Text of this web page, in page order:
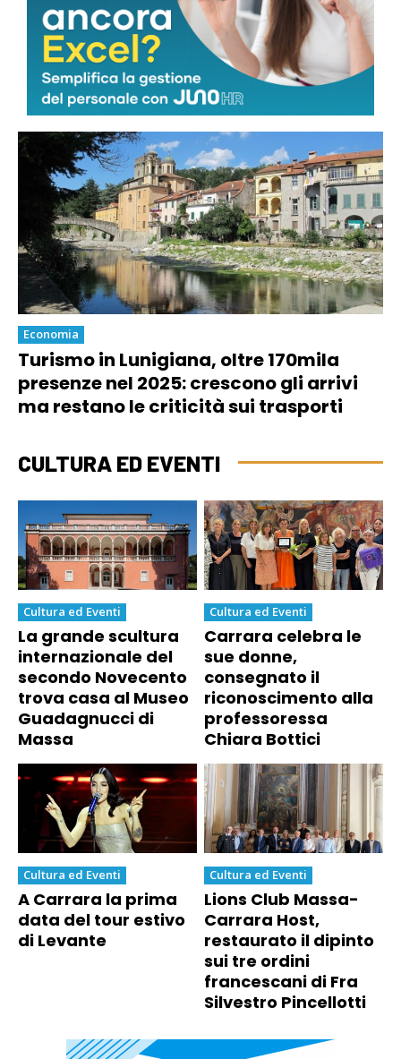
Economia
Marmo, la sindaca Arrighi sulle
quantità sostenibili: “Nessun via libera
a nuova escavazione”
Economia
Turismo in Lunigiana, oltre 170mila
presenze nel 2025: crescono gli arrivi
ma restano le criticità sui trasporti
CULTURA ED EVENTI
Cultura ed Eventi
La grande scultura
internazionale del
secondo Novecento
trova casa al Museo
Guadagnucci di
Massa
Cultura ed Eventi
Carrara celebra le
sue donne,
consegnato il
riconoscimento alla
professoressa
Chiara Bottici
Cultura ed Eventi
A Carrara la prima
data del tour estivo
di Levante
Cultura ed Eventi
Lions Club Massa-
Carrara Host,
restaurato il dipinto
sui tre ordini
francescani di Fra
Silvestro Pincellotti